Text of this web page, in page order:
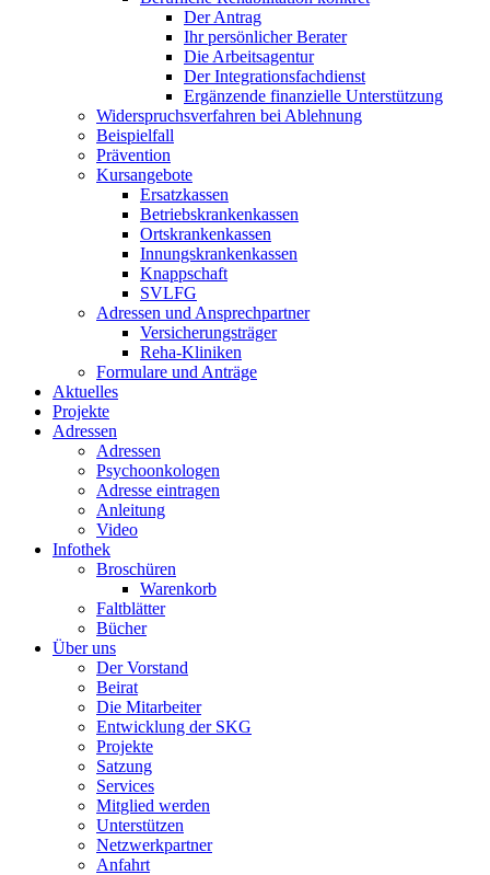
Der Antrag
Ihr persönlicher Berater
Die Arbeitsagentur
Der Integrationsfachdienst
Ergänzende finanzielle Unterstützung
Widerspruchsverfahren bei Ablehnung
Beispielfall
Prävention
Kursangebote
Ersatzkassen
Betriebskrankenkassen
Ortskrankenkassen
Innungskrankenkassen
Knappschaft
SVLFG
Adressen und Ansprechpartner
Versicherungsträger
Reha-Kliniken
Formulare und Anträge
Aktuelles
Projekte
Adressen
Adressen
Psychoonkologen
Adresse eintragen
Anleitung
Video
Infothek
Broschüren
Warenkorb
Faltblätter
Bücher
Über uns
Der Vorstand
Beirat
Die Mitarbeiter
Entwicklung der SKG
Projekte
Satzung
Services
Mitglied werden
Unterstützen
Netzwerkpartner
Anfahrt